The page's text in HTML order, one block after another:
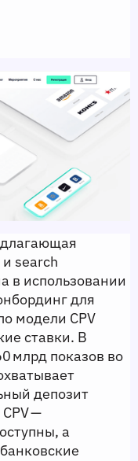
search
в использовании
для
модели CPV
ставки. В
млрд показов во
депозит
—
а